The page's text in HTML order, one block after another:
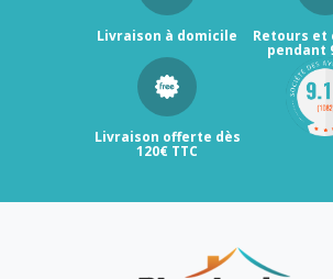
Livraison à domicile Retours et
pendant
Livraison offerte dès
120€ TTC